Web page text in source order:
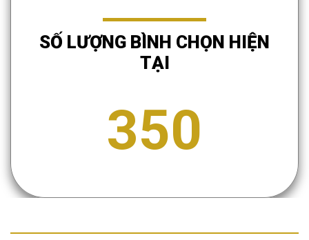
SỐ LƯỢNG BÌNH CHỌN HIỆN
TẠI
350